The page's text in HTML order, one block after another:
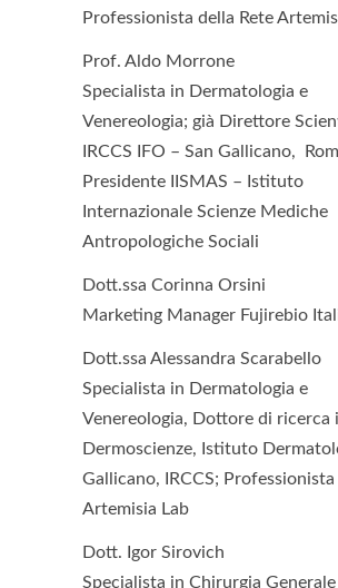
Professionista della Rete
Prof. Aldo Morrone
Specialista in Dermatologia e
Venereologia; già Direttore
IRCCS IFO – San Gallicano,
Presidente IISMAS – Istituto
Internazionale Scienze Mediche
Antropologiche Sociali
Dott.ssa Corinna Orsini
Marketing Manager Fujirebio
Dott.ssa Alessandra Scarabello
Specialista in Dermatologia e
Venereologia, Dottore di ricerca
Dermoscienze, Istituto
Gallicano, IRCCS; Professionista
Artemisia Lab
Dott. Igor Sirovich
Specialista in Chirurgia Generale